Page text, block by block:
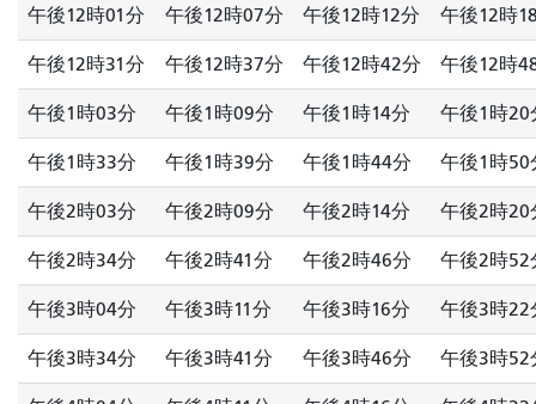
午後12時01分 午後12時07分 午後12時12分 午後12時
午後12時31分 午後12時37分 午後12時42分 午後12時
午後1時03分 午後1時09分 午後1時14分 午後1時20
午後1時33分 午後1時39分 午後1時44分 午後1時50
午後2時03分 午後2時09分 午後2時14分 午後2時20
午後2時34分 午後2時41分 午後2時46分 午後2時52
午後3時04分 午後3時11分 午後3時16分 午後3時22
午後3時34分 午後3時41分 午後3時46分 午後3時52